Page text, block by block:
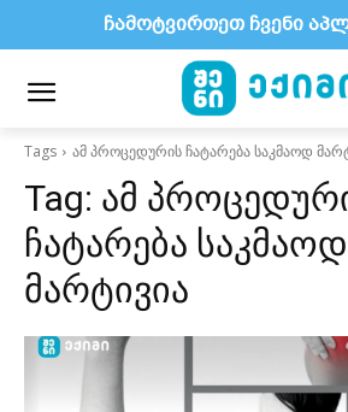
Tags ამ პროცედურის ჩატარება საკმაოდ
Tag: ამ
ჩატარება საკმაოდ
მარტივია
ჩამოტვირთეთ ჩვენი